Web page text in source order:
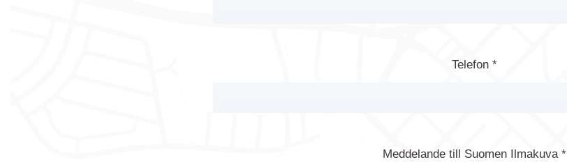
Telefon *
Meddelande till Suomen Ilmakuva *